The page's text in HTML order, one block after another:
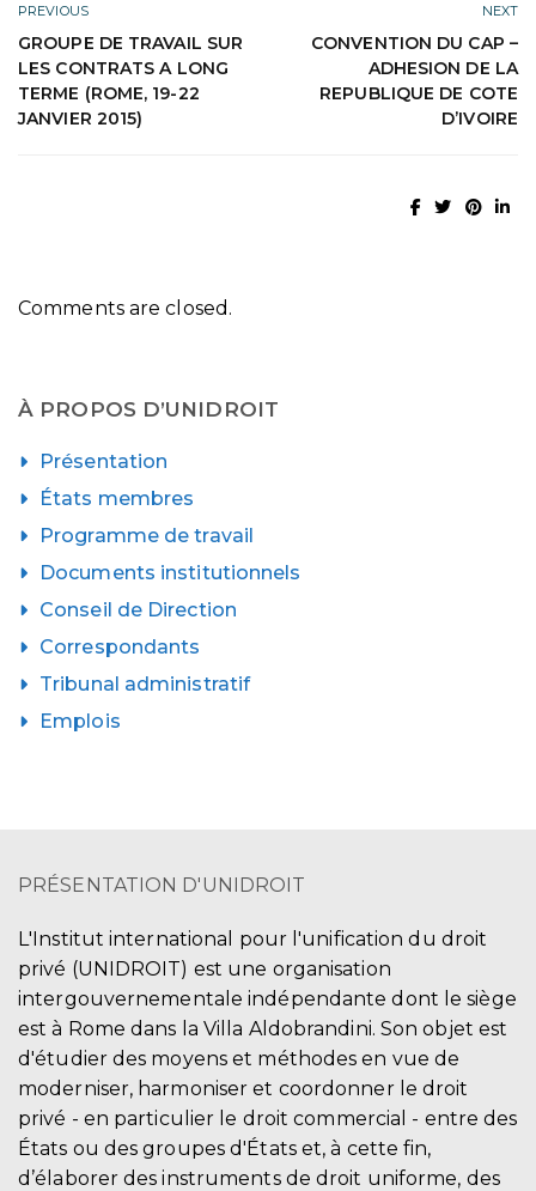
PREVIOUS
GROUPE DE TRAVAIL SUR
LES CONTRATS A LONG
TERME (ROME, 19-22
JANVIER 2015)
NEXT
CONVENTION DU CAP –
ADHESION DE LA
REPUBLIQUE DE COTE
D’IVOIRE
Comments are closed.
À PROPOS D’UNIDROIT
Présentation
États membres
Programme de travail
Documents institutionnels
Conseil de Direction
Correspondants
Tribunal administratif
Emplois
PRÉSENTATION D'UNIDROIT
L'Institut international pour l'unification du droit
privé (UNIDROIT) est une organisation
intergouvernementale indépendante dont le siège
est à Rome dans la Villa Aldobrandini. Son objet est
d'étudier des moyens et méthodes en vue de
moderniser, harmoniser et coordonner le droit
privé - en particulier le droit commercial - entre des
États ou des groupes d'États et, à cette fin,
d’élaborer des instruments de droit uniforme, des